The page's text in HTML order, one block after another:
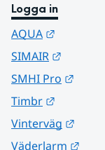
Logga in
AQUA
SIMAIR
SMHI Pro
Timbr
Vinterväg
Väderlarm